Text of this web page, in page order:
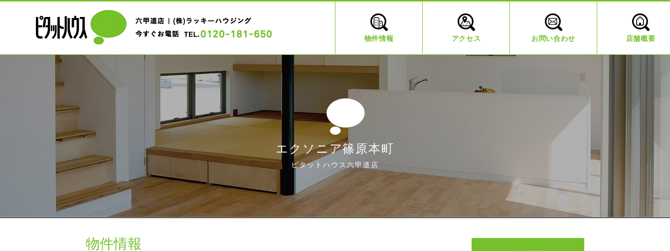
物件情報 アクセス お問い合わせ 店舗概要
エクソニア篠原本町
ピタットハウス六甲道店
物件情報